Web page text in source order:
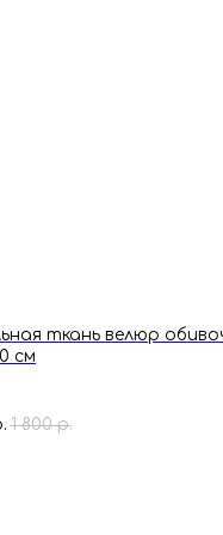
ткань велюр
см
1 800 р.